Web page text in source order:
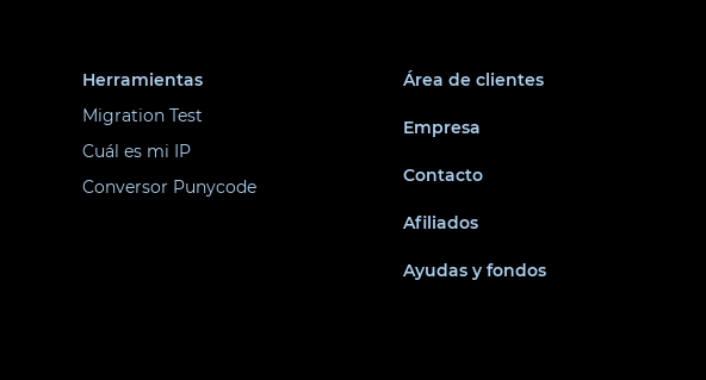
Herramientas
Migration Test
Cuál es mi IP
Conversor Punycode
Área de clientes
Empresa
Contacto
Afiliados
Ayudas y fondos